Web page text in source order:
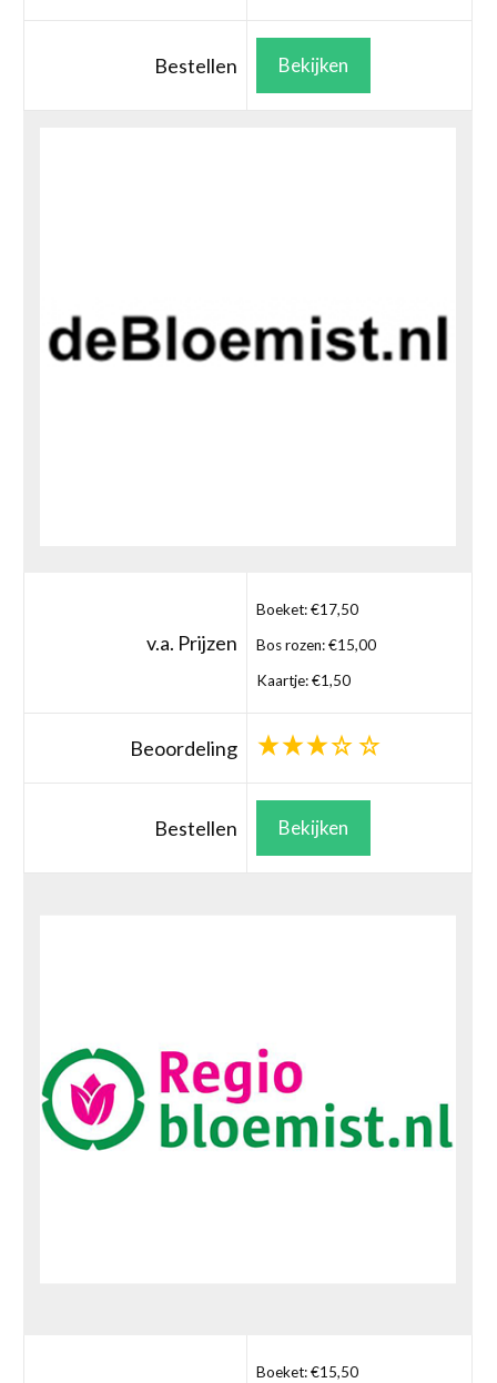
Bestellen Bekijken
v.a. Prijzen
Boeket: €17,50
Bos rozen: €15,00
Kaartje: €1,50
Beoordeling
Bestellen Bekijken
Boeket: €15,50